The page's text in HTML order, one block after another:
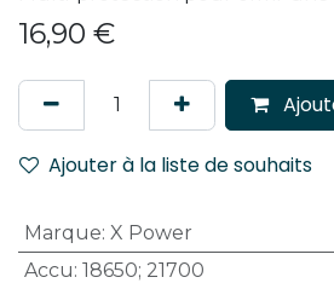
16,90 €
Ajouter à la liste de souhaits
Marque: X Power
Accu: 18650; 21700